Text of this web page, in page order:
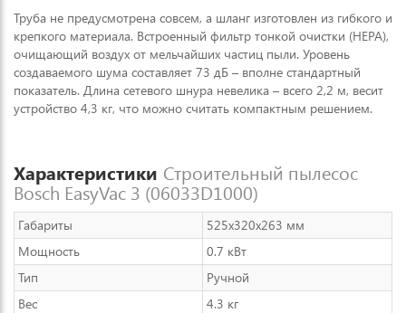
Труба не предусмотрена совсем, а шланг изготовлен из гибкого и
крепкого материала. Встроенный фильтр тонкой очистки (НЕРА),
очищающий воздух от мельчайших частиц пыли. Уровень
создаваемого шума составляет 73 дБ – вполне стандартный
показатель. Длина сетевого шнура невелика – всего 2,2 м, весит
устройство 4,3 кг, что можно считать компактным решением.
Характеристики Строительный пылесос
Bosch EasyVac 3 (06033D1000)
Габариты
525x320x263 мм
Мощность
0.7 кВт
Тип
Ручной
Вес
4.3 кг